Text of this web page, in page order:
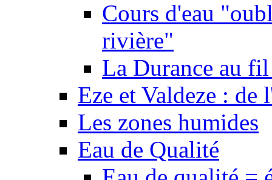
Cours d'eau
rivière"
La Durance au
Eze et Valdeze : de
Les zones humides
Eau de Qualité